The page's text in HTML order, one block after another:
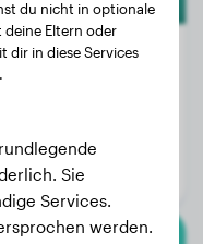
2 Jahre, 11 Monate
du nicht in optionale
deine Eltern oder
dir in diese Services
Sie
Services.
werden.